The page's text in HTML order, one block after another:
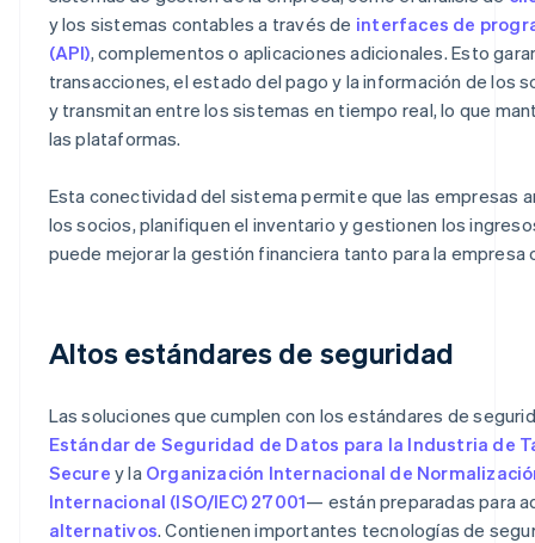
y los sistemas contables a través de interfaces de
(API), complementos o aplicaciones adicionales. Esto
transacciones, el estado del pago y la información de los
y transmitan entre los sistemas en tiempo real, lo que
las plataformas.
Esta conectividad del sistema permite que las empresas
los socios, planifiquen el inventario y gestionen los
puede mejorar la gestión financiera tanto para la empresa
Altos estándares de seguridad
Las soluciones que cumplen con los estándares de
Estándar de Seguridad de Datos para la Industria de
Secure y la Organización Internacional de
Internacional (ISO/IEC) 27001— están preparadas para
alternativos. Contienen importantes tecnologías de